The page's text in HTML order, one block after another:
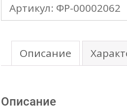
Артикул: ФР-00002062
Описание
Описание